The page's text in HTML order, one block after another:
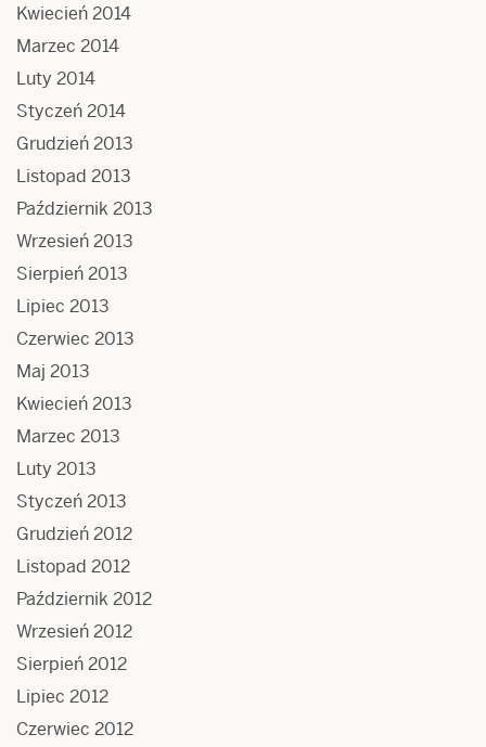
Kwiecień 2014
Marzec 2014
Luty 2014
Styczeń 2014
Grudzień 2013
Listopad 2013
Październik 2013
Wrzesień 2013
Sierpień 2013
Lipiec 2013
Czerwiec 2013
Maj 2013
Kwiecień 2013
Marzec 2013
Luty 2013
Styczeń 2013
Grudzień 2012
Listopad 2012
Październik 2012
Wrzesień 2012
Sierpień 2012
Lipiec 2012
Czerwiec 2012